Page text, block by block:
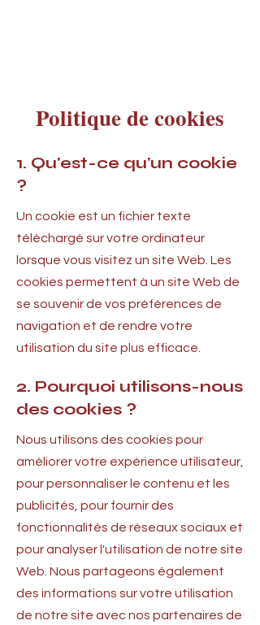
Politique de cookies
1. Qu'est-ce qu'un cookie
?
Un cookie est un fichier texte
téléchargé sur votre ordinateur
lorsque vous visitez un site Web. Les
cookies permettent à un site Web de
se souvenir de vos préférences de
navigation et de rendre votre
utilisation du site plus efficace.
2. Pourquoi utilisons-nous
des cookies ?
Nous utilisons des cookies pour
améliorer votre expérience utilisateur,
pour personnaliser le contenu et les
publicités, pour fournir des
fonctionnalités de réseaux sociaux et
pour analyser l'utilisation de notre site
Web. Nous partageons également
des informations sur votre utilisation
de notre site avec nos partenaires de